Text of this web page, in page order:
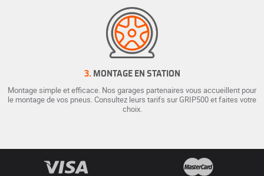
3. MONTAGE EN STATION
Montage simple et efficace. Nos garages partenaires vous accueillent pour
le montage de vos pneus. Consultez leurs tarifs sur GRIP500 et faites votre
choix.